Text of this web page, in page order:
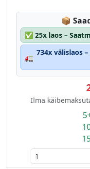
📦
✅ 25x laos –
🚛
734x välislaos
Ilma